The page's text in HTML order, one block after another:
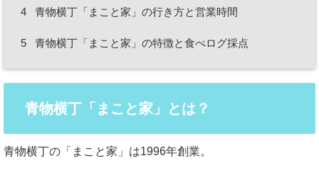
4 青物横丁「まこと家」の行き方と営業時間
5 青物横丁「まこと家」の特徴と食べログ採点
青物横丁「まこと家」とは？
青物横丁の「まこと家」は1996年創業。